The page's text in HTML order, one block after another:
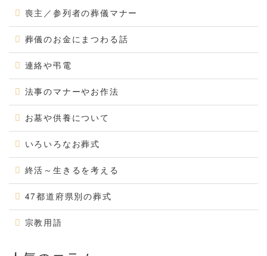
喪主／参列者の葬儀マナー
葬儀のお金にまつわる話
連絡や弔電
法事のマナーやお作法
お墓や供養について
いろいろなお葬式
終活～生きるを考える
47都道府県別の葬式
宗教用語